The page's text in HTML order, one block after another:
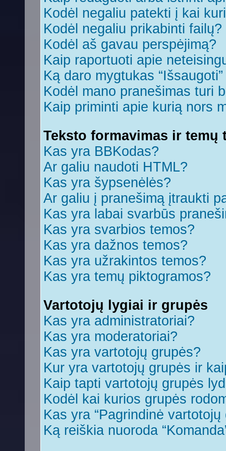
Kodėl negaliu patekti į kai
Kodėl negaliu prikabinti failų?
Kodėl aš gavau perspėjimą?
Kaip raportuoti apie
Ką daro mygtukas
Kodėl mano pranešimas turi
Kaip priminti apie kurią nors
Teksto formavimas ir temų
Kas yra BBKodas?
Ar galiu naudoti HTML?
Kas yra šypsenėlės?
Ar galiu į pranešimą įtraukti
Kas yra labai svarbūs
Kas yra svarbios temos?
Kas yra dažnos temos?
Kas yra užrakintos temos?
Kas yra temų piktogramos?
Vartotojų lygiai ir grupės
Kas yra administratoriai?
Kas yra moderatoriai?
Kas yra vartotojų grupės?
Kur yra vartotojų grupės ir
Kaip tapti vartotojų grupės
Kodėl kai kurios grupės
Kas yra “Pagrindinė vartotojų
Ką reiškia nuoroda